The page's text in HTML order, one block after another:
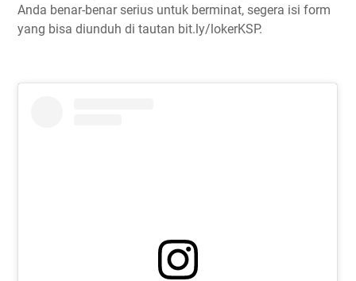
Anda benar-benar serius untuk berminat, segera isi form
yang bisa diunduh di tautan bit.ly/lokerKSP.